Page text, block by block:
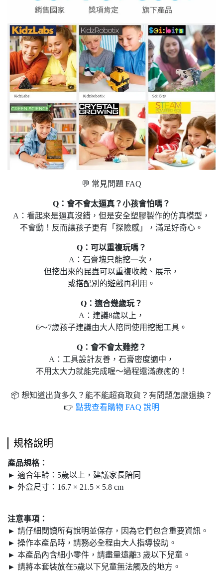
💬 常見問題 FAQ
Q：會不會太逼真？小孩會怕嗎？
A：看起來是逼真沒錯，但是安全塑膠製作的仿真模型，
不會動！反而讓孩子更有「探險感」，滿足好奇心。
Q：可以重複玩嗎？
A：石膏塊只能挖一次，
但挖出來的昆蟲可以重複收藏、展示，
或搭配別的遊戲再利用。
Q：適合幾歲玩？
A：建議8歲以上，
6～7歲孩子建議由大人陪同使用挖掘工具。
Q：會不會太難挖？
A：工具設計友善，石膏密度適中，
不用太大力就能完成喔～過程還滿療癒的！
📦 想知道出貨多久？能不能超商取貨？有問題怎麼退換？
👉 點我查看購物 FAQ 說明
規格說明
產品規格：
► 適合年齡：5歲以上，建議家長陪同
► 外盒尺寸：16.7 × 21.5 × 5.8 cm
注意事項：
► 請仔細閱讀所有說明並保存，因為它們包含重要資訊。
► 操作本產品時，請務必全程由大人指導協助。
► 本產品內含細小零件，請盡量遠離3 歲以下兒童。
► 請將本套裝放在5歲以下兒童無法觸及的地方。